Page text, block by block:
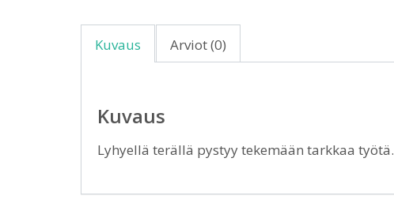
Kuvaus Arviot (0)
Kuvaus
Lyhyellä terällä pystyy tekemään tarkkaa työtä.